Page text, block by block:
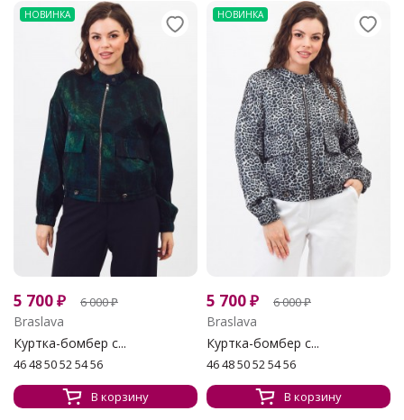
НОВИНКА
5 700₽ 6 000₽
Braslava
Куртка-бомбер с...
46 48 50 52 54 56
В корзину
НОВИНКА
5 700₽ 6 000₽
Braslava
Куртка-бомбер с...
46 48 50 52 54 56
В корзину